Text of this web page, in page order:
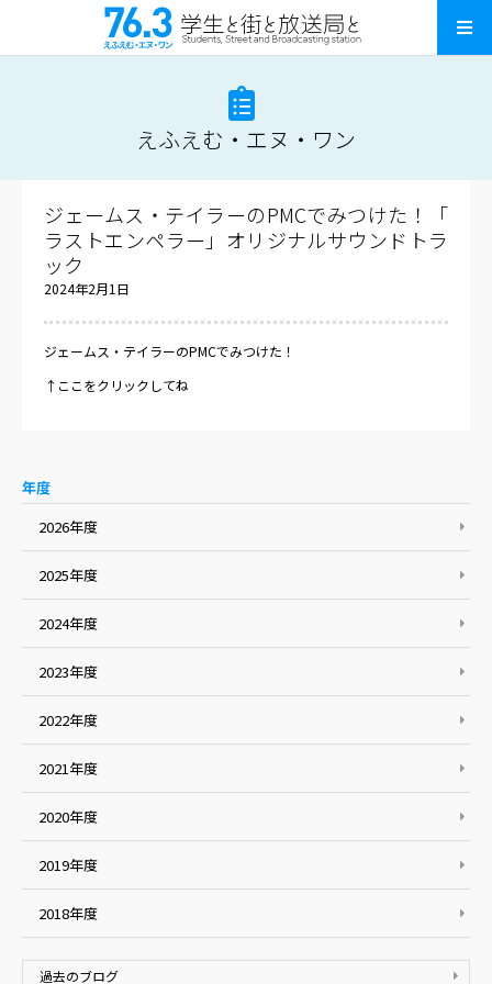
えふえむ・エヌ・ワン
ジェームス・テイラーのPMCでみつけた！「
ラストエンペラー」オリジナルサウンドトラ
ック
2024年2月1日
ジェームス・テイラーのPMCでみつけた！
↑ここをクリックしてね
年度
2026年度
2025年度
2024年度
2023年度
2022年度
2021年度
2020年度
2019年度
2018年度
過去のブログ